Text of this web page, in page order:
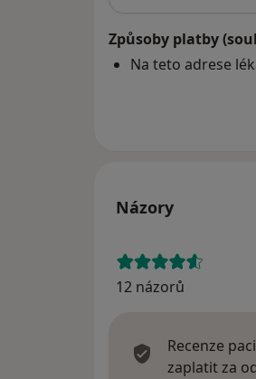
Způsoby platby
Na teto adrese
Názory
12 názorů
Recenze
zaplatit za